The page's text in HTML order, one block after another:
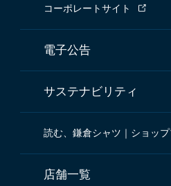
コーポレートサイト
電子公告
サステナビリティ
読む、鎌倉シャツ｜ショッ
店舗一覧